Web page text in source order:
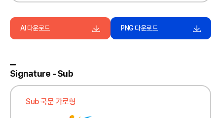
AI 다운로드 PNG 다운로드
Signature - Sub
Sub 국문 가로형